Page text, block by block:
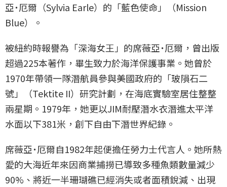
亞˙厄爾（Sylvia Earle）的「藍色使命」（Mission
Blue）。
被紐約時報譽為「深海女王」的席薇亞˙厄爾，曾出版
超過225本著作，畢生致力於海洋保護事業。她曾於
1970年帶領一隊潛航員參與美國政府的「玻隕石二
號」（Tektite II）研究計劃，在海底實驗室居住整整
兩星期。1979年，她更以JIM耐壓潛水衣潛進太平洋
水面以下381米，創下自由下潛世界紀錄。
席薇亞˙厄爾自1982年起便擔任勞力士代言人。她所熱
愛的大海近年來因商業捕撈已導致多種魚類數量減少
90%、將近一半珊瑚礁已經消失或者面積銳減、出現